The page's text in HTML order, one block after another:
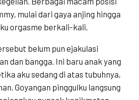
mulai dari gaya anjing hingga
orgasme berkali-kali.
belum pun ejakulasi
dan bangga. Ini baru anak yang
aku sedang di atas tubuhnya,
Goyangan pinggulku langsung